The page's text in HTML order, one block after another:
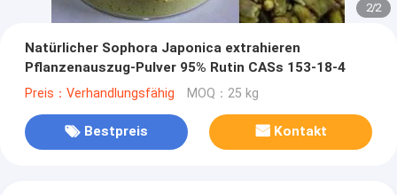
2/2
Natürlicher Sophora Japonica extrahieren
Pflanzenauszug-Pulver 95% Rutin CASs 153-18-4
Preis：Verhandlungsfähig MOQ：25 kg
Bestpreis Kontakt